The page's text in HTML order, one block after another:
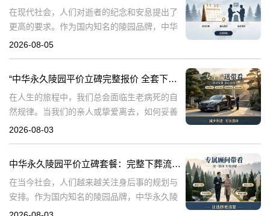
在现代社会，人们对逝者的纪念和安息提出了
更高的要求。作为国内知名的陵园品牌，中华
永久陵园提供多种单人墓碑选择，以满足不同
2026-08-05
“中华永久陵园平价立碑完整报价 全套下葬流程打包降价”
在人生的旅程中，我们总会面临生老病死的自
然规律。当我们的亲人或挚爱离去，如何妥善
安排他们的身后事，成为每个家庭必须面对的
2026-08-03
中华永久陵园平价立碑套餐：完整下葬流程打包优惠咨询指南
在当今社会，人们越来越关注身后事的规划与
安排。作为国内知名的陵园品牌，中华永久陵
园凭借其平价立碑与全套下葬流程打包服务，